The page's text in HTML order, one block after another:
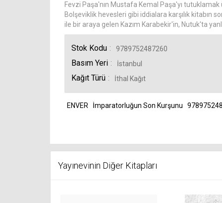
Fevzi Paşa'nın Mustafa Kemal Paşa'yı
Bolşeviklik hevesleri gibi iddialara karşılık kitabın
ile bir araya gelen Kazım Karabekir'in, Nutuk'ta
Stok Kodu 9789752487260
Basım Yeri İstanbul
Kağıt Türü İthal Kağıt
ENVER İmparatorluğun Son Kurşunu
Yayınevinin Diğer Kitapları